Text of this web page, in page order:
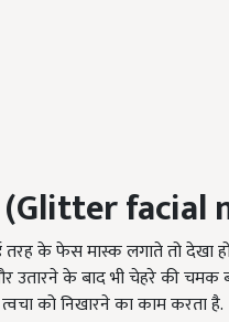
(Glitter facial
के फेस मास्क लगाते तो देखा
उतारने के बाद भी चेहरे की चमक
को निखारने का काम करता है.